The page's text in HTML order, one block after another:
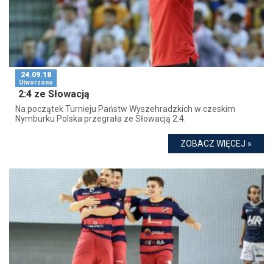
24.09.18
Utworzono
2:4 ze Słowacją
Na początek Turnieju Państw Wyszehradzkich w czeskim
Nymburku Polska przegrała ze Słowacją 2:4.
ZOBACZ WIĘCEJ »